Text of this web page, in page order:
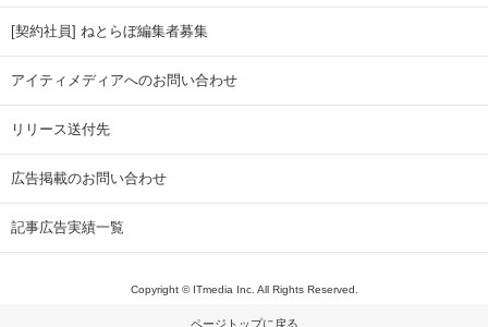
[契約社員] ねとらぼ編集者募集
アイティメディアへのお問い合わせ
リリース送付先
広告掲載のお問い合わせ
記事広告実績一覧
Copyright © ITmedia Inc. All Rights Reserved.
ページトップに戻る